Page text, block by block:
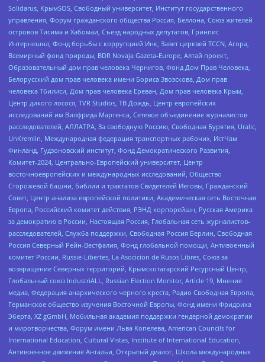
Solidarus, КрымSOS, Свободный университет, Институт государственного
управления, Форум гражданского общества Россия, Беллона, Союз жителей
островов Тисима и Хабомаи, Съезд народных депутатов, Гринпис
Интернешнл, Фонд борьбы с коррупцией Инк, Завет церквей TCCN, Агора,
Всемирный фонд природы, BDR Novaja Gazeta-Europe, Алтай проект,
Образовательный дом прав человека Чернигов, Фонд Дом Прав Человека,
Белорусский дом прав человека имени Бориса Звозскова, Дом прав
человека Тбилиси, Дом прав человека Ереван, Дом прав человека Крым,
Центр дикого лосося, TVR Studios, ТВ Дождь, Центр европейских
исследований им Вилфрида Мартенса, Сетевое объединение журналистов
расследователей, АЛЛАТРА, За свободную Россию, Свободная Бурятия, Uralic,
UnKremlin, Международная федерация транспортных рабочих, ИстЧам
Финланд, Гудзоновский институт, Фонд Демократического Развития,
Комитет-2024, Центрально-Европейский университет, Центр
восточноевропейских и международных исследований, Общество
Сторожевой башни, Библии и трактатов Свидетелей Иеговы, Гражданский
Совет, Центр анализа европейской политики, Академическая сеть Восточная
Европа, Российский комитет действия, РЭНД корпорейшн, Русская Америка
за демократию в России, Настоящая Россия, Глобальная сеть журналистов-
расследователей, Служба поддержки, Свободная Россия Берлин, Свободная
Россия Северный Рейн-Вестфалия, Фонд глобальной помощи, Антивоенный
комитет России, Russie-Libertes, La Asocicion de Rusos Libres, Союз за
возвращение Северных территорий, Крымскотатарский Ресурсный Центр,
Глобальный союз IndustriALL, Russian Election Monitor, Article 19, Мнение
медиа, Федерация анархического черного креста, Радио Свободная Европа,
Германское общество изучения Восточной Европы, Фонд имени Фридриха
Эберта, XZ gGmbH, Мобильная академия поддержки гендерной демократии
и миротворчества, Форум имени Льва Копелева, American Councils for
International Education, Cultural Vistas, Institute of International Education,
Антивоенное движение Антальи, Открытый диалог, Школа международных